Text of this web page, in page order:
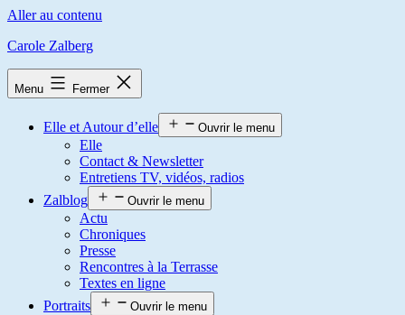
Aller au contenu
Carole Zalberg
Menu Fermer
Elle et Autour d’elle Ouvrir le menu
Elle
Contact & Newsletter
Entretiens TV, vidéos, radios
Zalblog
Ouvrir le menu
Actu
Chroniques
Presse
Rencontres à la Terrasse
Textes en ligne
Portraits
Ouvrir le menu